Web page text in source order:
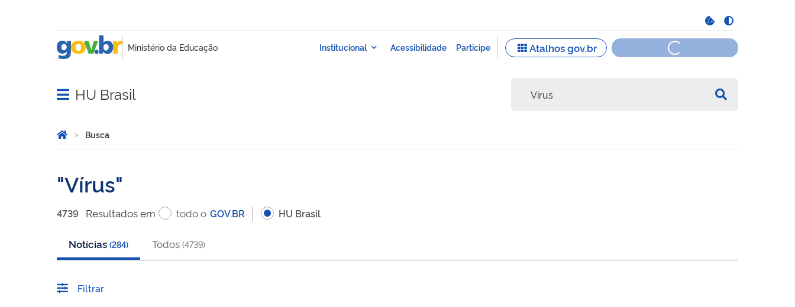
Abrir menu principal de navegação
HU Brasil
Você está aqui:
Página Inicial
Busca
Vírus
4739 Resultadosem todo o GOV.BR HU Brasil
Notícias (284) Todos (4739)
Filtrar